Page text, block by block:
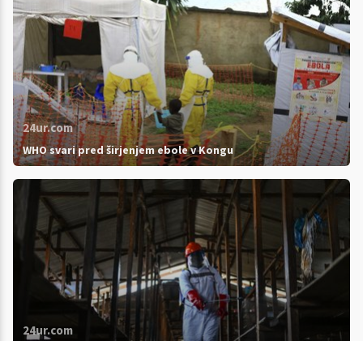
24ur.com
WHO svari pred širjenjem ebole v Kongu
24ur.com